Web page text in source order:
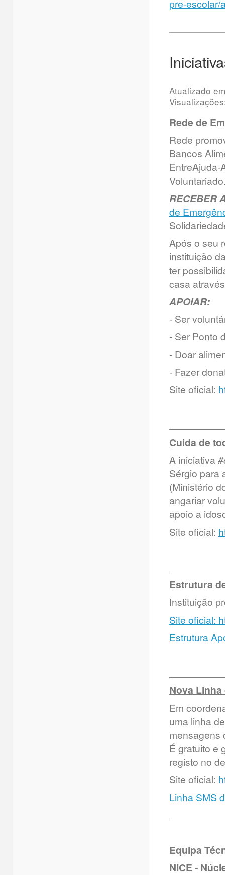
pre-escolar/
Atualizado
Rede de
Rede
Bancos
EntreAjuda-
RECEBER
de
Após o seu
instituição
ter
casa
APOIAR:
- Ser
- Ser Ponto
- Doar
- Fazer
Site oficial:
Cuida de
A iniciativa
Sérgio para
(Ministério
angariar
apoio a
Site oficial:
Estrutura
Instituição
Site oficial:
Estrutura
Nova Linha
Em
uma linha
mensagens
É gratuito e
registo no
Site oficial:
Linha SMS
Equipa
NICE -